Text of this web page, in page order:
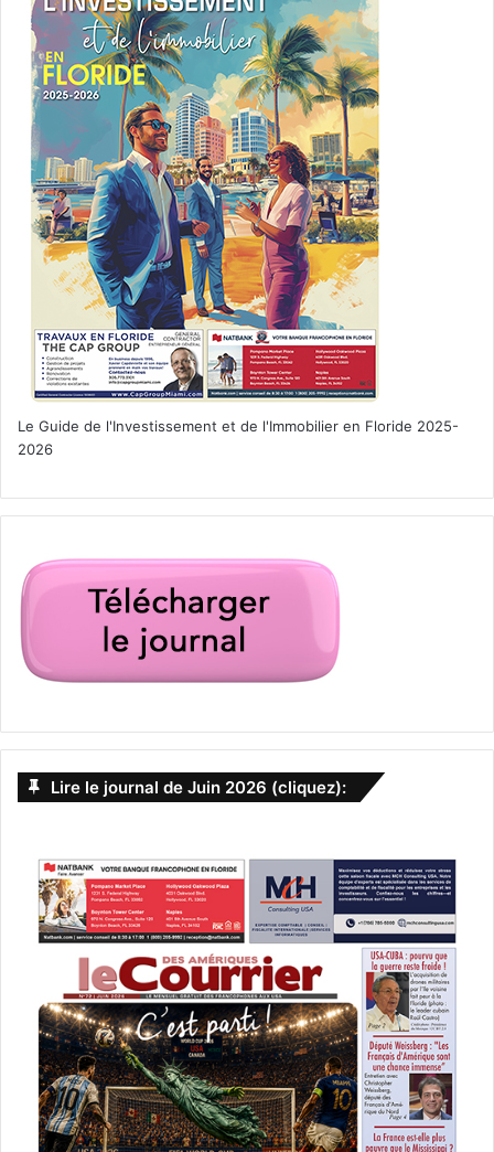
Le 2 avril :
Banger (film)
Drame français où un DJ autrefois célèbre est recruté par
les services de renseignement français pour éliminer un
rival monté sur les platines.
Le 3 avril :
Jurassic World: Chaos Theory
(saison 3)
Le Guide de l'Investissement et de l'Immobilier en Floride 2025-
2026
Lire le journal de Juin 2026 (cliquez):